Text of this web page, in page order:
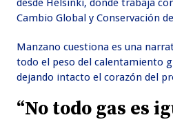
desde Helsinki, donde trabaja
Cambio Global y Conservación
Manzano cuestiona es una
todo el peso del calentamiento
dejando intacto el corazón del
“No todo gas es